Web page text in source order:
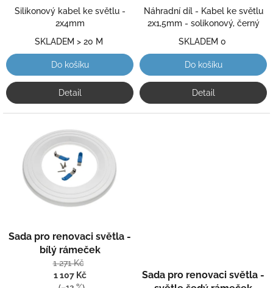
Silikonový kabel ke světlu -
2x4mm
SKLADEM > 20 M
Do košíku
Detail
Náhradní díl - Kabel ke světlu
2x1,5mm - solikonový, černý
SKLADEM 0
Do košíku
Detail
Sada pro renovaci světla -
bílý rámeček
1 271 Kč
1 107 Kč
Sada pro renovaci světla -